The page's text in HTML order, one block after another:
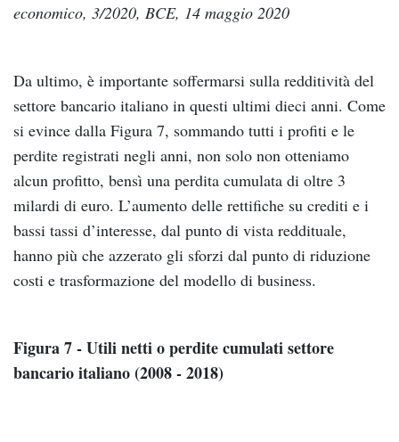
economico, 3/2020, BCE, 14 maggio 2020
Da ultimo, è importante soffermarsi sulla redditività del
settore bancario italiano in questi ultimi dieci anni. Come
si evince dalla Figura 7, sommando tutti i profiti e le
perdite registrati negli anni, non solo non otteniamo
alcun profitto, bensì una perdita cumulata di oltre 3
milardi di euro. L’aumento delle rettifiche su crediti e i
bassi tassi d’interesse, dal punto di vista reddituale,
hanno più che azzerato gli sforzi dal punto di riduzione
costi e trasformazione del modello di business.
Figura 7 - Utili netti o perdite cumulati settore
bancario italiano (2008 - 2018)